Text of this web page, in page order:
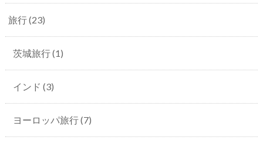
旅行(23)
茨城旅行(1)
インド (3)
ヨーロッパ旅行(7)